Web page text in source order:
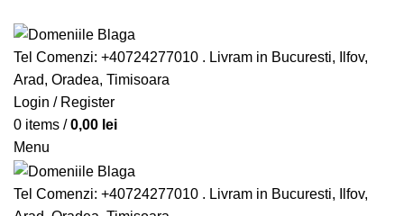
Tel Comenzi: +40724277010 . Livram in Bucuresti, Ilfov,
Arad, Oradea, Timisoara
Login / Register
0 items / 0,00 lei
Menu
Tel Comenzi: +40724277010 . Livram in Bucuresti, Ilfov,